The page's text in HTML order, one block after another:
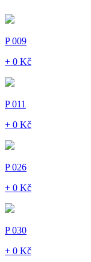
P 009
+ 0 Kč
P 011
+ 0 Kč
P 026
+ 0 Kč
P 030
+ 0 Kč